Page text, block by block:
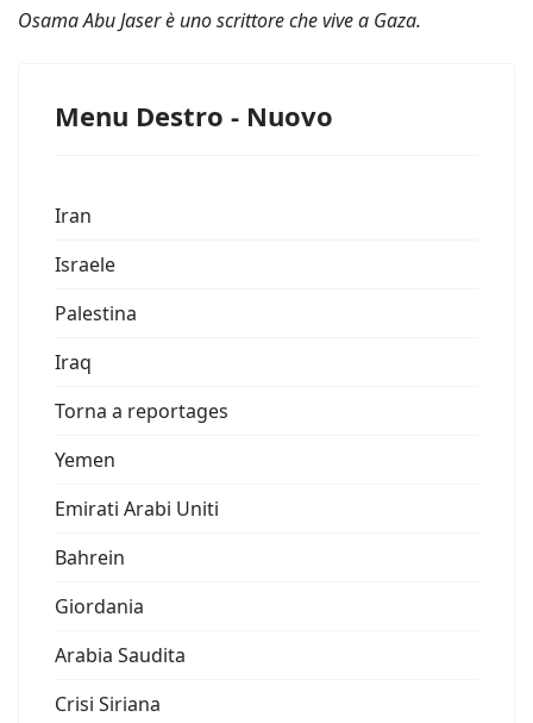
Osama Abu Jaser è uno scrittore che vive a Gaza.
Menu Destro - Nuovo
Iran
Israele
Palestina
Iraq
Torna a reportages
Yemen
Emirati Arabi Uniti
Bahrein
Giordania
Arabia Saudita
Crisi Siriana